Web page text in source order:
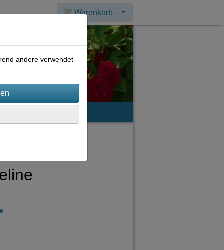
Warenkorb -
andere verwendet